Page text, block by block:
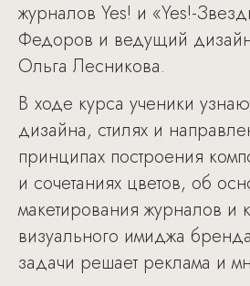
журналов Yes! и «Yes!-
Федоров и ведущий
Ольга Лесникова.
В ходе курса ученики
дизайна, стилях и
принципах построения
и сочетаниях цветов, об
макетирования журналов и
визуального имиджа
задачи решает реклама и